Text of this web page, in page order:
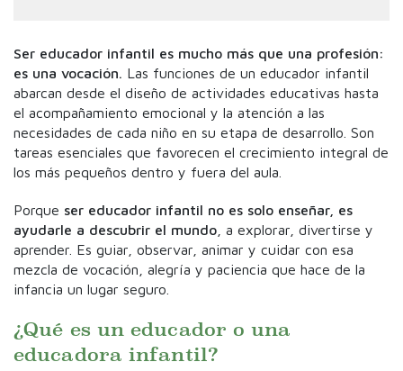
Ser educador infantil es mucho más que una profesión:
es una vocación. Las funciones de un educador infantil
abarcan desde el diseño de actividades educativas hasta
el acompañamiento emocional y la atención a las
necesidades de cada niño en su etapa de desarrollo. Son
tareas esenciales que favorecen el crecimiento integral de
los más pequeños dentro y fuera del aula.
Porque ser educador infantil no es solo enseñar, es
ayudarle a descubrir el mundo , a explorar, divertirse y
aprender. Es guiar, observar, animar y cuidar con esa
mezcla de vocación, alegría y paciencia que hace de la
infancia un lugar seguro.
¿Qué es un educador o una
educadora infantil?